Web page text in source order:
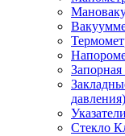
Запорная
давления)
Стекло